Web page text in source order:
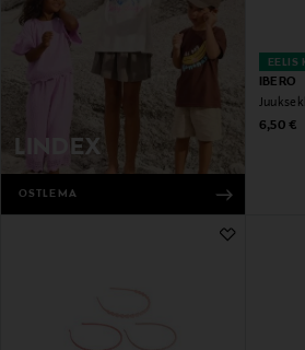
LINDEX
OSTLEMA
EELIS
IBERO
Original
6,50 €